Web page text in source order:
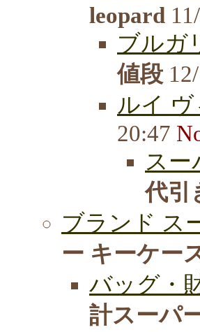
leopard
ブルガ
値段
ルイ
20:47
スー
代引
ブランド ス
ー キーケー
バッグ・
計スーパ